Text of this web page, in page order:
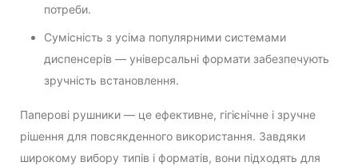
потреби.
Сумісність з усіма популярними системами
диспенсерів — універсальні формати забезпечують
зручність встановлення.
Паперові рушники — це ефективне, гігієнічне і зручне
рішення для повсякденного використання. Завдяки
широкому вибору типів і форматів, вони підходять для